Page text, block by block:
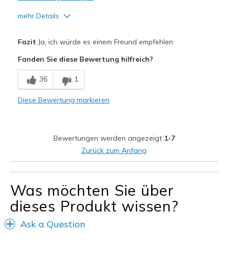
mehr Details
Breathe Well
Comfortable
Travel
Width
Feels true to width
Sizing
Feels true to size
View On Shoes
Shoes are for Wearing
Fazit Ja, ich würde es einem Freund empfehlen
Fanden Sie diese Bewertung hilfreich?
36 1
Diese Bewertung markieren
Bewertungen werden angezeigt 1-7
Zurück zum Anfang
Was möchten Sie über
dieses Produkt wissen?
Ask a Question